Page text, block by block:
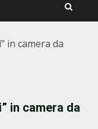
in camera da
in camera da